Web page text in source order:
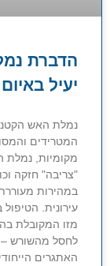
הדברת
יעיל
נמלת האש
המטרידים
מקומיות, נמלת
"צריבה" חזקה
במהירות
עירונית.
מזו המקובלת
לחסל מהשורש –
האתגרים